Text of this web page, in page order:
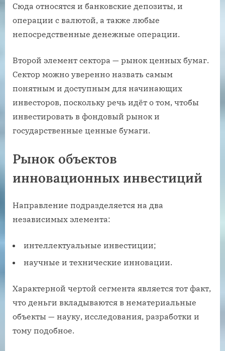
Сюда относятся и банковские депозиты, и
операции с валютой, а также любые
непосредственные денежные операции.
Второй элемент сектора — рынок ценных бумаг.
Сектор можно уверенно назвать самым
понятным и доступным для начинающих
инвесторов, поскольку речь идёт о том, чтобы
инвестировать в фондовый рынок и
государственные ценные бумаги.
Рынок объектов
инновационных инвестиций
Направление подразделяется на два
независимых элемента:
интеллектуальные инвестиции;
научные и технические инновации.
Характерной чертой сегмента является тот факт,
что деньги вкладываются в нематериальные
объекты — науку, исследования, разработки и
тому подобное.